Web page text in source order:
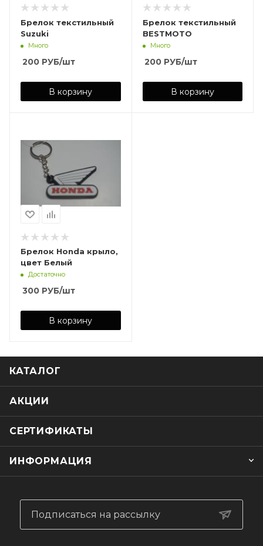
Брелок текстильный
Suzuki
Много
200 РУБ/шт
В корзину
Брелок текстильный
BESTMOTO
Много
200РУБ/шт
В корзину
Брелок Honda крыло,
цвет Белый
Достаточно
300 РУБ/шт
В корзину
КАТАЛОГ
АКЦИИ
СЕРТИФИКАТЫ
ИНФОРМАЦИЯ
Подписаться на рассылку